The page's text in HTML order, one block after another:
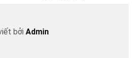
bởi Admin